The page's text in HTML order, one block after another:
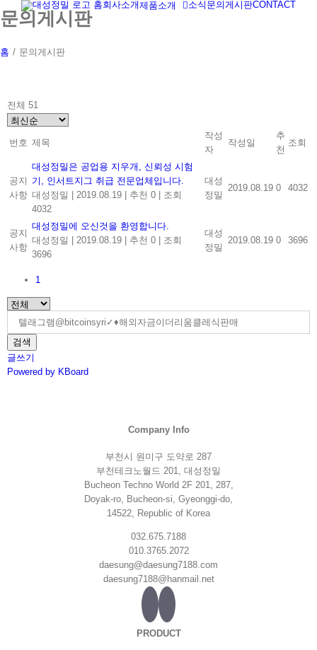
to
홈회사소개제품소개 소식 문의게시판CONTACT
문의게시판
홈 / 문의게시판
전체 51
번호 제목
작성
자
작성일
추
천
조회
공지
사항
대성정밀은 공업용 지우개, 신뢰성 시험
기, 인서트지그 취급 전문업체입니다.
대성정밀
2019.08.19 추천 0
조회
4032
대성
정밀
2019.08.19 0 4032
공지
사항
대성정밀에 오신것을 환영합니다.
대성정밀
2019.08.19 추천 0
조회
3696
대성
정밀
2019.08.19 0 3696
1
검색
글쓰기
Powered by KBoard
Company Info
부천시 원미구 도약로 287
부천테크노월드 201, 대성정밀
Bucheon Techno World 2F 201, 287,
Doyak-ro, Bucheon-si, Gyeonggi-do,
14522, Republic of Korea
032.675.7188
010.3765.2072
daesung@daesung7188.com
daesung7188@hanmail.net
PRODUCT